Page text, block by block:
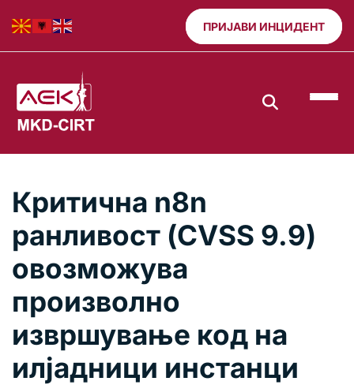
ПРИЈАВИ ИНЦИДЕНТ
Критична n8n
ранливост (CVSS 9.9)
овозможува
произволно
извршување код на
илјадници инстанци